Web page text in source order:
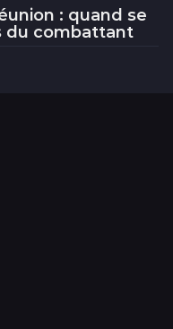
: quand se
du combattant